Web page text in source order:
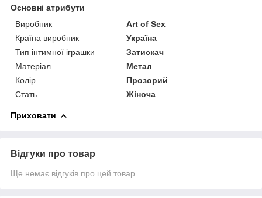
Основні атрибути
Виробник
Art of Sex
Країна виробник
Україна
Тип інтимної іграшки
Затискач
Матеріал
Метал
Колір
Прозорий
Стать
Жіноча
Приховати
Відгуки про товар
Ще немає відгуків про цей товар